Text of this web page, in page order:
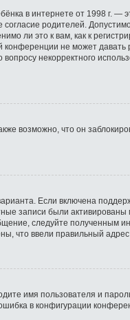
в интернете от 1998 г.
родителей.
ли это к вам, как к
не может
некорректного
возможно, что он
Если включена
записи были
следуйте полученным
что ввели правильный
имя пользователя и
в конфигурации